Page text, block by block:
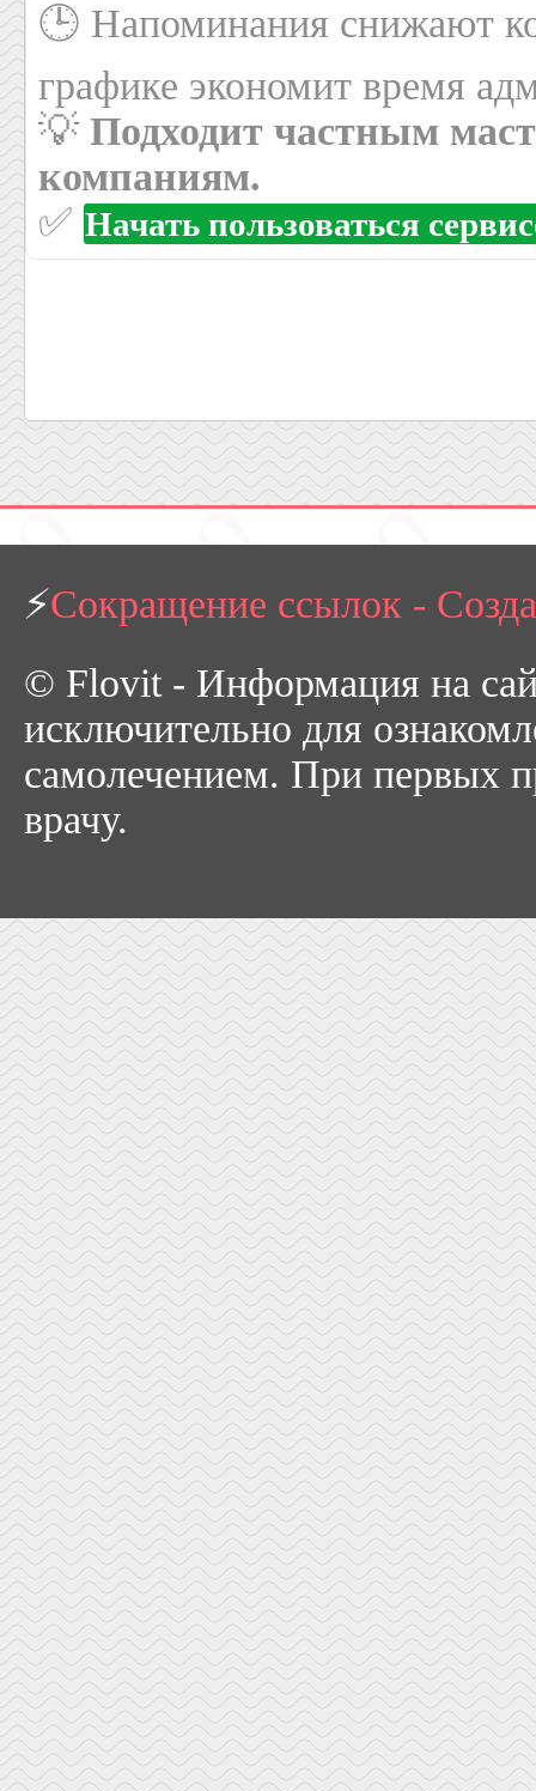
🕒 Напоминания снижают
графике экономит время
💡 Подходит частным
компаниям.
✅ Начать пользоваться
⚡Сокращение ссылок -
© Flovit - Информация на
исключительно для
самолечением. При первых
врачу.